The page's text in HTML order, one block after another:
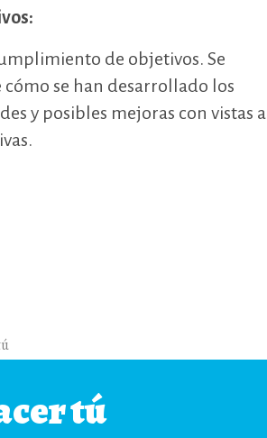
de objetivos. Se
se han desarrollado los
y posibles mejoras con vistas a
tú